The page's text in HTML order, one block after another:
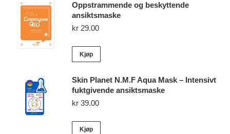
Oppstrammende og beskyttende
ansiktsmaske
kr 29.00
Kjøp
Skin Planet N.M.F Aqua Mask – Intensivt
fuktgivende ansiktsmaske
kr 39.00
Kjøp